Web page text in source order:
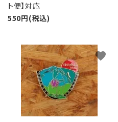
ト便】対応
550円(税込)
favorite